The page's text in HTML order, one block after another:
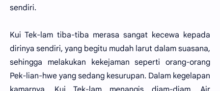
sendiri.
Kui Tek-lam tiba-tiba merasa sangat kecewa kepada
dirinya sendiri, yang begitu mudah larut dalam suasana,
sehingga melakukan kekejaman seperti orang-orang
Pek-lian-hwe yang sedang kesurupan. Dalam kegelapan